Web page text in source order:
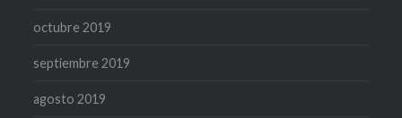
octubre 2019
septiembre 2019
agosto 2019